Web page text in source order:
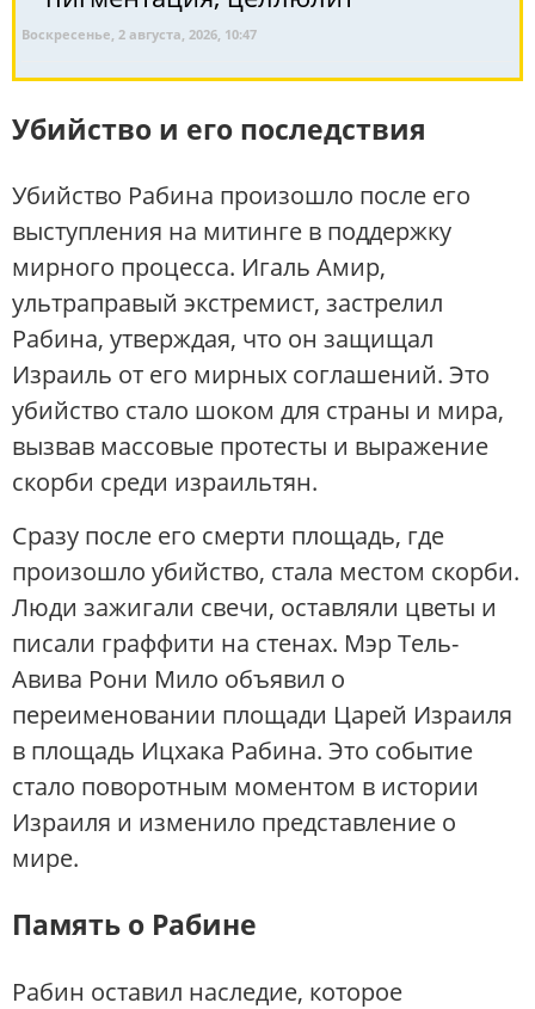
Воскресенье, 2 августа, 2026, 10:47
Убийство и его последствия
Убийство Рабина произошло после его
выступления на митинге в поддержку
мирного процесса. Игаль Амир,
ультраправый экстремист, застрелил
Рабина, утверждая, что он защищал
Израиль от его мирных соглашений. Это
убийство стало шоком для страны и мира,
вызвав массовые протесты и выражение
скорби среди израильтян.
Сразу после его смерти площадь, где
произошло убийство, стала местом скорби.
Люди зажигали свечи, оставляли цветы и
писали граффити на стенах. Мэр Тель-
Авива Рони Мило объявил о
переименовании площади Царей Израиля
в площадь Ицхака Рабина. Это событие
стало поворотным моментом в истории
Израиля и изменило представление о
мире.
Память о Рабине
Рабин оставил наследие, которое